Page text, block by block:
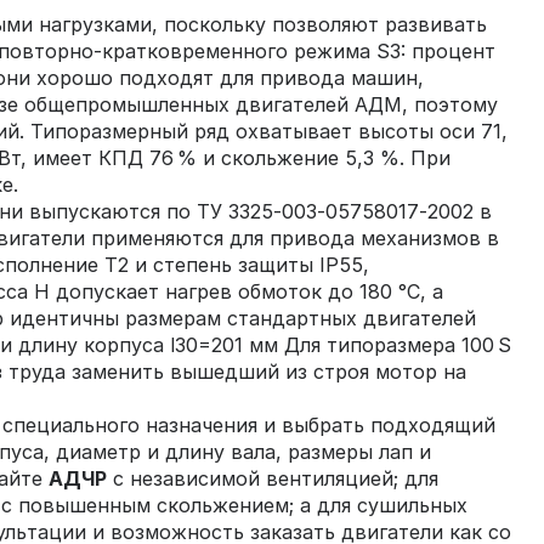
нагрузками, поскольку позволяют развивать
режима S3: процент
хорошо подходят для привода машин,
общепромышленных двигателей АДМ, поэтому
Типоразмерный ряд охватывает высоты оси 71,
имеет КПД 76 % и скольжение 5,3 %. При
выпускаются по ТУ 3325‑003‑05758017‑2002 в
применяются для привода механизмов в
Т2 и степень защиты IP55,
H допускает нагрев обмоток до 180 °C, а
размерам стандартных двигателей
корпуса l30=201 мм Для типоразмера 100 S
заменить вышедший из строя мотор на
назначения и выбрать подходящий
диаметр и длину вала, размеры лап и
АДЧР с независимой вентиляцией; для
повышенным скольжением; а для сушильных
и возможность заказать двигатели как со